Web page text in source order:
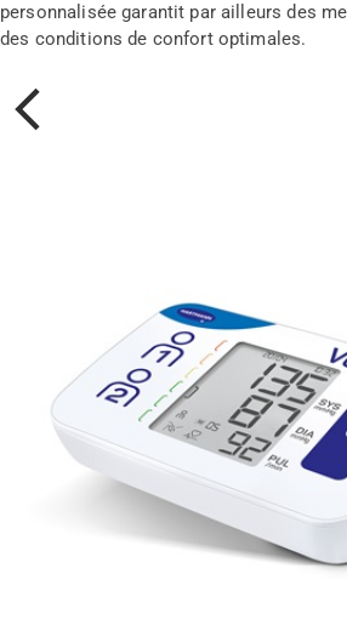
personnalisée garantit par ailleurs des
des conditions de confort optimales.
Précédent